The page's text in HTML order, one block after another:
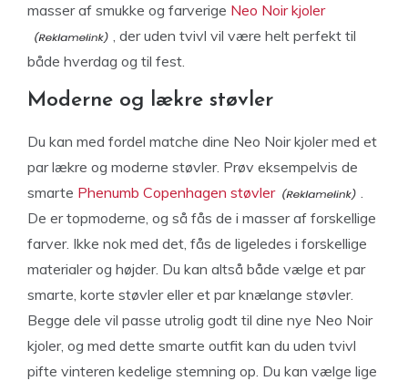
masser af smukke og farverige Neo Noir kjoler
, der uden tvivl vil være helt perfekt til
både hverdag og til fest.
Moderne og lækre støvler
Du kan med fordel matche dine Neo Noir kjoler med et
par lækre og moderne støvler. Prøv eksempelvis de
smarte Phenumb Copenhagen støvler
.
De er topmoderne, og så fås de i masser af forskellige
farver. Ikke nok med det, fås de ligeledes i forskellige
materialer og højder. Du kan altså både vælge et par
smarte, korte støvler eller et par knælange støvler.
Begge dele vil passe utrolig godt til dine nye Neo Noir
kjoler, og med dette smarte outfit kan du uden tvivl
pifte vinteren kedelige stemning op. Du kan vælge lige